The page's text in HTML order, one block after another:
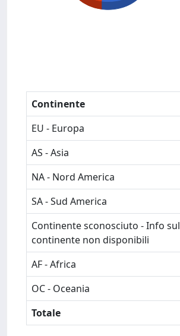
Continente
EU - Europa
AS - Asia
NA - Nord America
SA - Sud America
Continente sconosciuto - Info sul
continente non disponibili
AF - Africa
OC - Oceania
Totale